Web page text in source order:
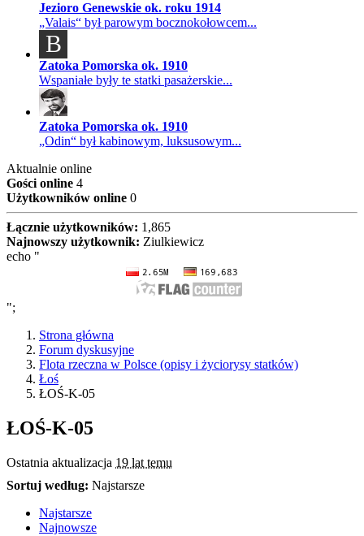
Jezioro Genewskie ok. roku 1914
„Valais“ był parowym bocznokołowcem...
B
Zatoka Pomorska ok. 1910
Wspaniałe były te statki pasażerskie...
Zatoka Pomorska ok. 1910
„Odin“ był kabinowym, luksusowym...
Aktualnie online
Gości online 4
Użytkowników online 0
Łącznie użytkowników: 1,865
Najnowszy użytkownik: Ziulkiewicz
echo "
";
Strona główna
Forum dyskusyjne
Flota rzeczna w Polsce (opisy i życiorysy statków)
Łoś
ŁOŚ-K-05
ŁOŚ-K-05
Ostatnia aktualizacja 19 lat temu
Sortuj według: Najstarsze
Najstarsze
Najnowsze